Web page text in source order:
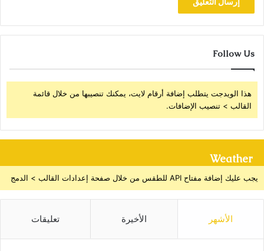
Follow Us
هذا الويدجت يتطلب إضافة أرقام لايت، يمكنك تنصيبها من خلال قائمة
القالب > تنصيب الإضافات.
Weather
يجب عليك إضافة مفتاح API للطقس من خلال صفحة إعدادات القالب > الدمج
الأشهر الأخيرة تعليقات